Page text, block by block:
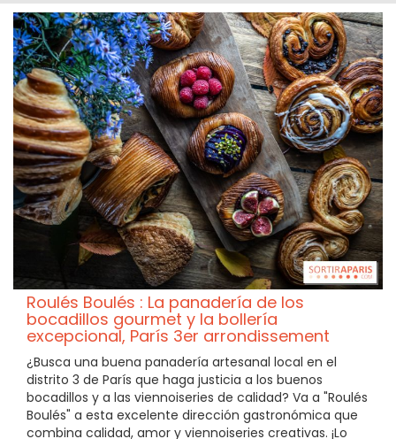
Roulés Boulés : La panadería de los
bocadillos gourmet y la bollería
excepcional, París 3er arrondissement
¿Busca una buena panadería artesanal local en el
distrito 3 de París que haga justicia a los buenos
bocadillos y a las viennoiseries de calidad? Va a "Roulés
Boulés" a esta excelente dirección gastronómica que
combina calidad, amor y viennoiseries creativas. ¡Lo